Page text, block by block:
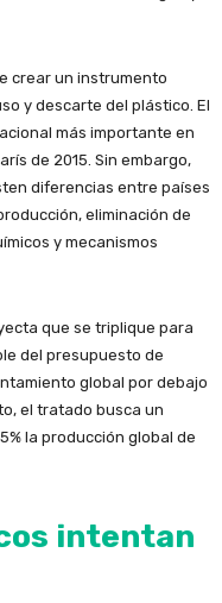
crear un instrumento
y descarte del plástico. El
más importante en
de 2015. Sin embargo,
diferencias entre países
eliminación de
y mecanismos
que se triplique para
del presupuesto de
global por debajo
el tratado busca un
la producción global de
intentan